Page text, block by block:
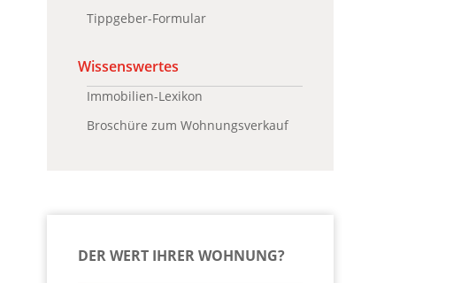
Tippgeber-Formular
Wissenswertes
Immobilien-Lexikon
Broschüre zum Wohnungsverkauf
DER WERT IHRER WOHNUNG?